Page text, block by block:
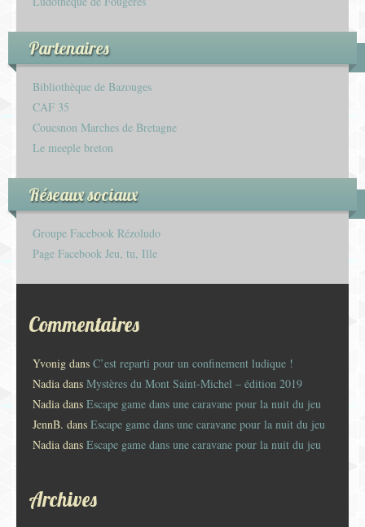
Partenaires
Bibliothèque de Bazouges
CAF 35
Couesnon Marches de Bretagne
Le meeple breton
Réseaux sociaux
Groupe Facebook Rézoludo
Page Facebook Jeu, tu, Ille
Commentaires
Yvonig dans C’est reparti pour un confinement ludique !
Nadia dans Mystères du Mont Saint-Michel – édition 2019
Nadia dans Escape game dans une caravane pour la nuit du jeu
JennB. dans Escape game dans une caravane pour la nuit du jeu
Nadia dans Escape game dans une caravane pour la nuit du jeu
Archives